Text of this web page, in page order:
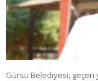
Gürsu Belediyesi, geçen